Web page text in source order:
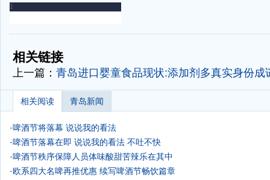
-
相关链接
上一篇： 青岛进口婴童食品现状:添加剂多真实身份成
相关阅读 青岛新闻
·啤酒节将落幕 说说我的看法
·啤酒节落幕在即 说说我的看法 不吐不快
·啤酒节秩序保障人员体味酸甜苦辣乐在其中
·欧系四大名啤再推优惠 续写啤酒节畅饮篇章